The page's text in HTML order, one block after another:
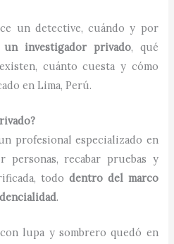
un detective, cuándo y por
investigador privado, qué
cuánto cuesta y cómo
en Lima, Perú.
profesional especializado en
personas, recabar pruebas y
todo dentro del marco
.
lupa y sombrero quedó en